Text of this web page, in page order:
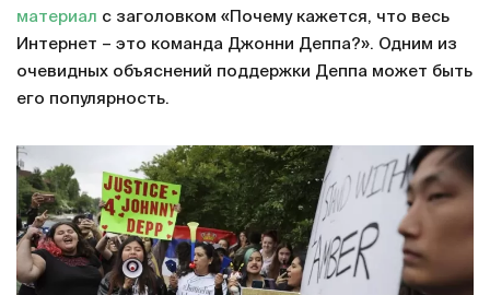
материал с заголовком «Почему кажется, что весь
Интернет – это команда Джонни Деппа?». Одним из
очевидных объяснений поддержки Деппа может быть
его популярность.